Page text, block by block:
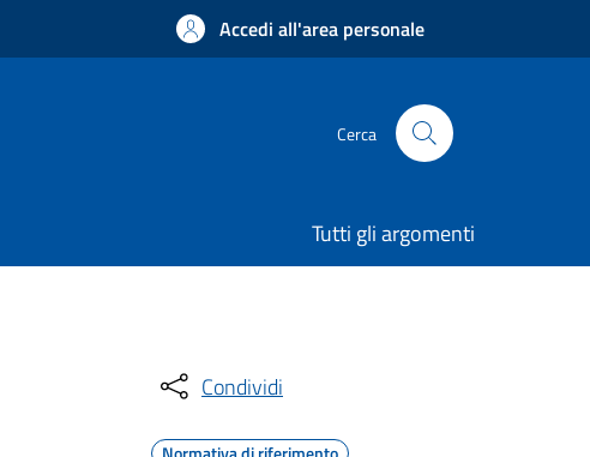
Accedi all'area personale
Cerca
Tutti gli argomenti
Condividi